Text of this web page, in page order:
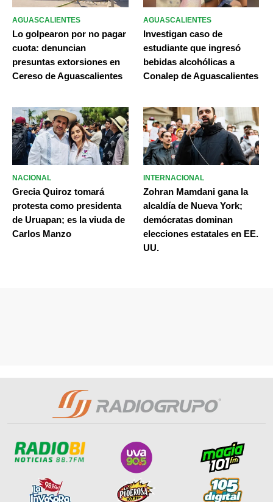
AGUASCALIENTES
Lo golpearon por no pagar
cuota: denuncian
presuntas extorsiones en
Cereso de Aguascalientes
AGUASCALIENTES
Investigan caso de
estudiante que ingresó
bebidas alcohólicas a
Conalep de Aguascalientes
NACIONAL
Grecia Quiroz tomará
protesta como presidenta
de Uruapan; es la viuda de
Carlos Manzo
INTERNACIONAL
Zohran Mamdani gana la
alcaldía de Nueva York;
demócratas dominan
elecciones estatales en EE.
UU.